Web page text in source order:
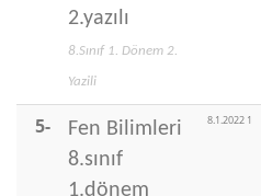
2.yazılı
8.Sınıf 1. Dönem 2.
Yazili
5-
Fen Bilimleri
8.sınıf
1.dönem
8.1.2022 1